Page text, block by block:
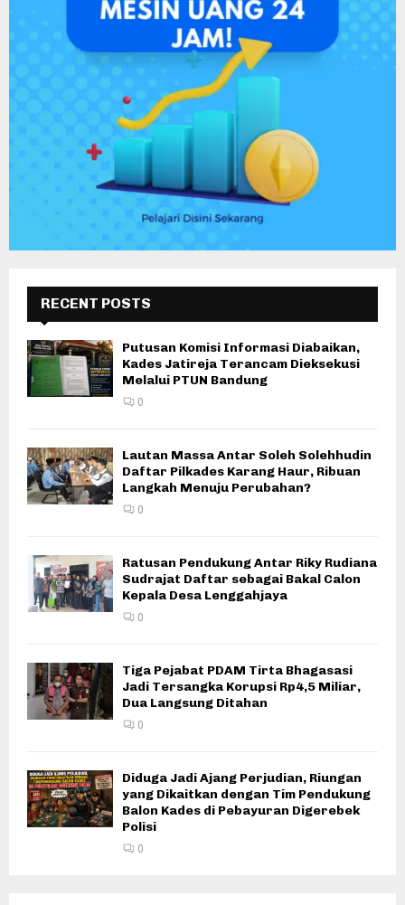
RECENT POSTS
Putusan Komisi Informasi Diabaikan,
Kades Jatireja Terancam Dieksekusi
Melalui PTUN Bandung
0
Lautan Massa Antar Soleh Solehhudin
Daftar Pilkades Karang Haur, Ribuan
Langkah Menuju Perubahan?
0
Ratusan Pendukung Antar Riky Rudiana
Sudrajat Daftar sebagai Bakal Calon
Kepala Desa Lenggahjaya
0
Tiga Pejabat PDAM Tirta Bhagasasi
Jadi Tersangka Korupsi Rp4,5 Miliar,
Dua Langsung Ditahan
0
Diduga Jadi Ajang Perjudian, Riungan
yang Dikaitkan dengan Tim Pendukung
Balon Kades di Pebayuran Digerebek
Polisi
0